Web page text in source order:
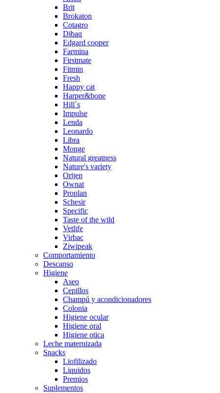
Brit
Brokaton
Cotagro
Dibaq
Edgard cooper
Farmina
Firstmate
Fitmin
Fresh
Happy cat
Harper&bone
Hill´s
Impulse
Lenda
Leonardo
Libra
Monge
Natural greatness
Nature's variety
Orijen
Ownat
Proplan
Schesir
Specific
Taste of the wild
Vetlife
Virbac
Ziwipeak
Comportamiento
Descanso
Higiene
Aseo
Cepillos
Champú y acondicionadores
Colonia
Higiene ocular
Higiene oral
Higiene otica
Leche maternizada
Snacks
Liofilizado
Liquidos
Premios
Suplementos